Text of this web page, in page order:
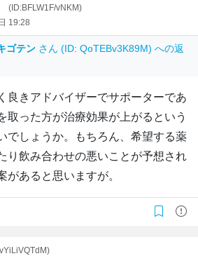
(ID:BFLW1F/vNKM)
19:28
ゴテン さん (ID: QoTEBv3K89M) への返
良きアドバイザーでサポーターであ
取った方が治療効果が上がるという
でしょうか。もちろん、希望する薬
り飲み合わせの悪いことが予想され
があると思いますが。